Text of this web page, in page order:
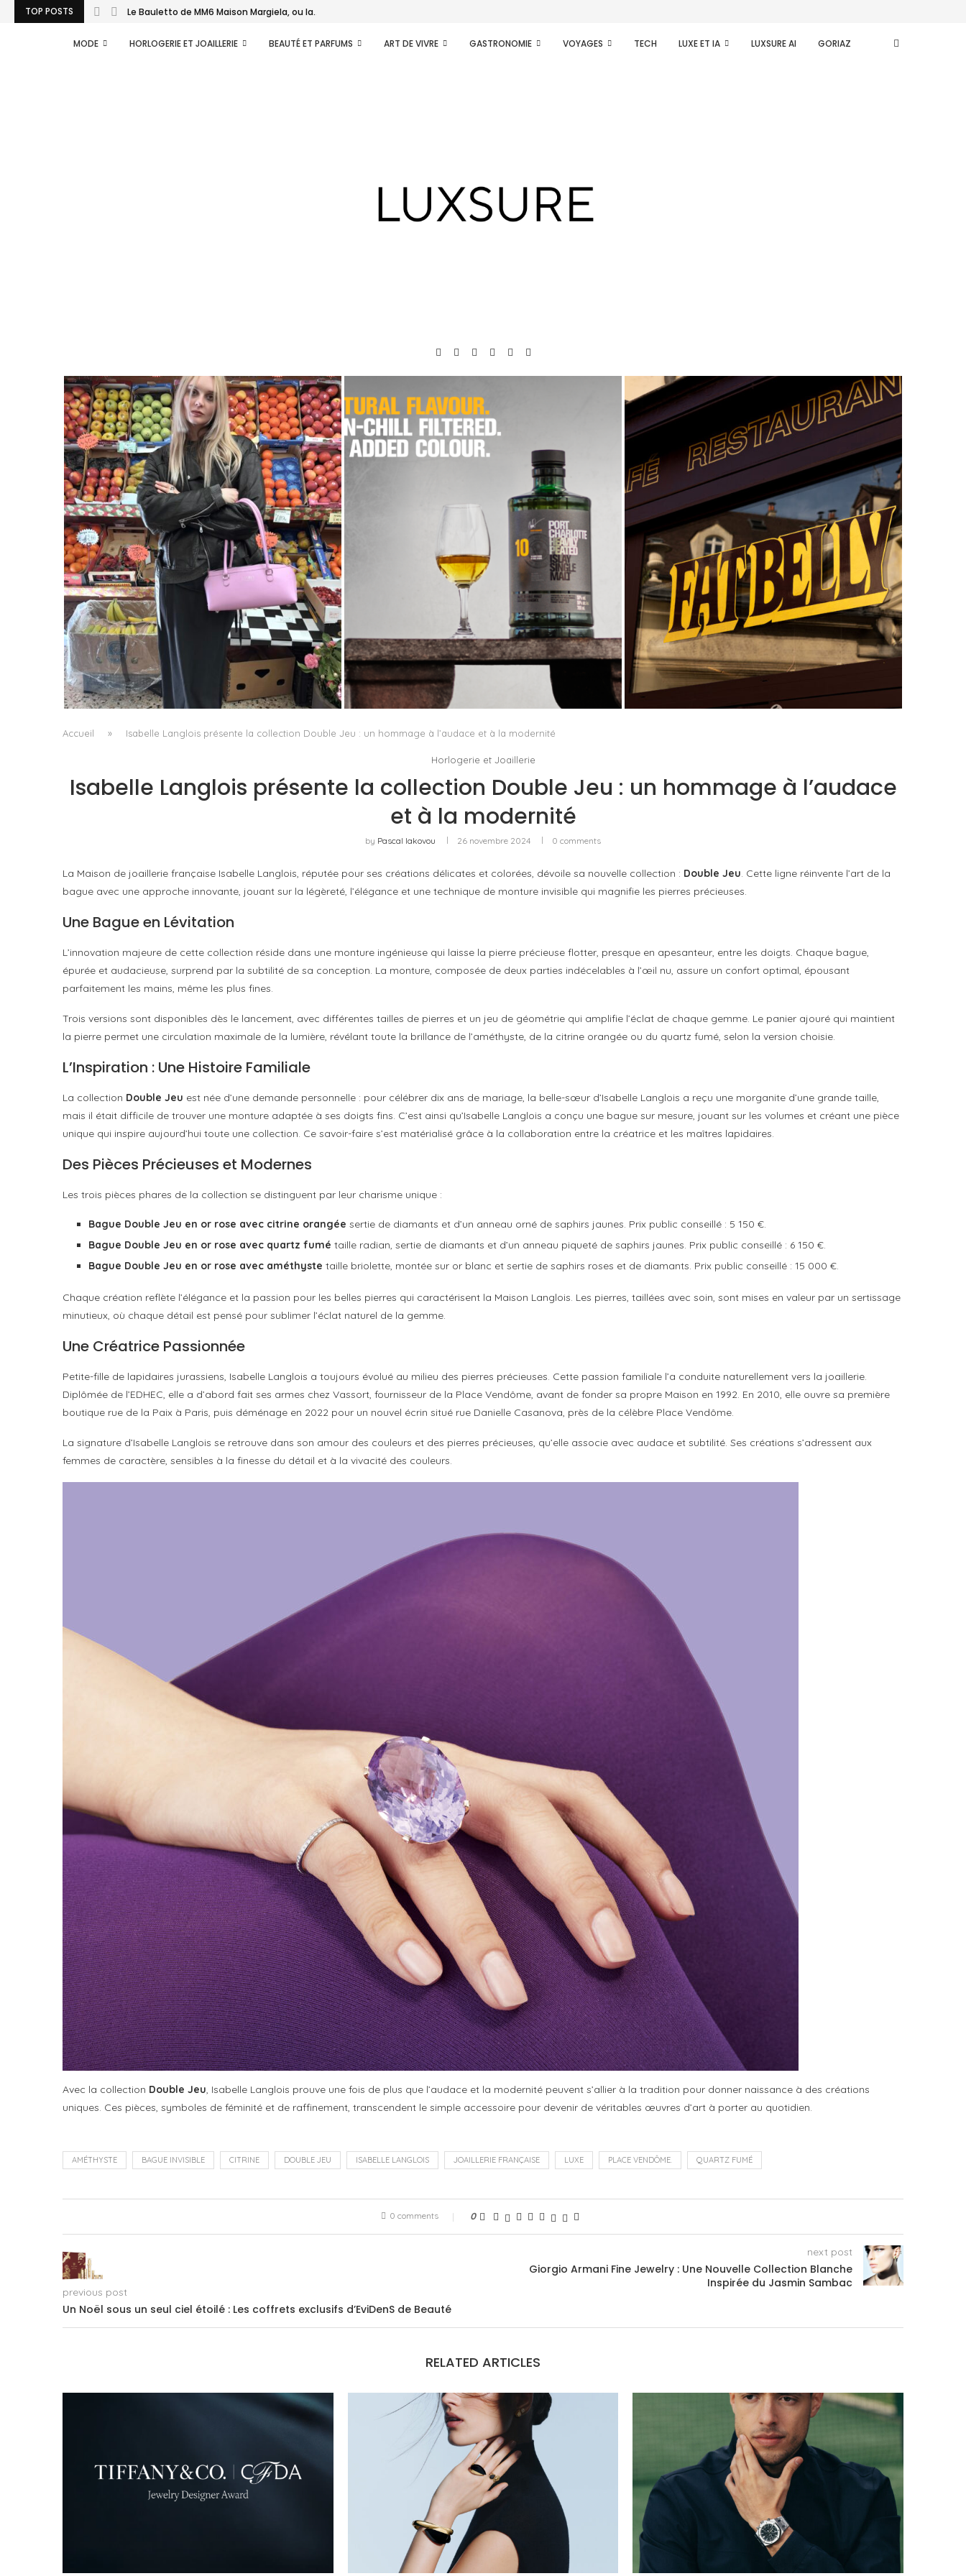
TOP POSTS Le Bauletto de MM6 Maison Margiela, ou la...
MODE HORLOGERIE ET JOAILLERIE BEAUTÉ ET PARFUMS ART DE VIVRE GASTRONOMIE VOYAGES TECH LUXE ET IA LUXSURE AI GORIAZ
LE BAULETTO DE MM6 MAISON MARGIELA, OU
LA GÉOMÉTRIE COMME SEUL ORNEMENT
by Pascal Iakovou
PORT CHARLOTTE 10 : CE QUE 40 PPM DIT
D’UNE RÉCOMPENSE SANS...
by
FAT BELLY, LA RÔTISSERIE ASIATIQUE COMME
CUISINE DU TEMPS LONG
Accueil » Isabelle Langlois présente la collection Double Jeu : un hommage à l’audace et à la modernité
Horlogerie et Joaillerie
Isabelle Langlois présente la collection Double Jeu : un hommage à l’audace
et à la modernité
by Pascal Iakovou 26 novembre 2024 0 comments
La Maison de joaillerie française Isabelle Langlois, réputée pour ses créations délicates et colorées, dévoile sa nouvelle collection : Double Jeu. Cette ligne réinvente l’art de la
bague avec une approche innovante, jouant sur la légèreté, l’élégance et une technique de monture invisible qui magnifie les pierres précieuses.
Une Bague en Lévitation
L’innovation majeure de cette collection réside dans une monture ingénieuse qui laisse la pierre précieuse flotter, presque en apesanteur, entre les doigts. Chaque bague,
épurée et audacieuse, surprend par la subtilité de sa conception. La monture, composée de deux parties indécelables à l’œil nu, assure un confort optimal, épousant
parfaitement les mains, même les plus fines.
Trois versions sont disponibles dès le lancement, avec différentes tailles de pierres et un jeu de géométrie qui amplifie l’éclat de chaque gemme. Le panier ajouré qui maintient
la pierre permet une circulation maximale de la lumière, révélant toute la brillance de l’améthyste, de la citrine orangée ou du quartz fumé, selon la version choisie.
L’Inspiration : Une Histoire Familiale
La collection Double Jeu est née d’une demande personnelle : pour célébrer dix ans de mariage, la belle-sœur d’Isabelle Langlois a reçu une morganite d’une grande taille,
mais il était difficile de trouver une monture adaptée à ses doigts fins. C’est ainsi qu’Isabelle Langlois a conçu une bague sur mesure, jouant sur les volumes et créant une pièce
unique qui inspire aujourd’hui toute une collection. Ce savoir-faire s’est matérialisé grâce à la collaboration entre la créatrice et les maîtres lapidaires.
Des Pièces Précieuses et Modernes
Les trois pièces phares de la collection se distinguent par leur charisme unique :
Bague Double Jeu en or rose avec citrine orangée sertie de diamants et d’un anneau orné de saphirs jaunes. Prix public conseillé : 5 150 €.
Bague Double Jeu en or rose avec quartz fumé taille radian, sertie de diamants et d’un anneau piqueté de saphirs jaunes. Prix public conseillé : 6 150 €.
Bague Double Jeu en or rose avec améthyste taille briolette, montée sur or blanc et sertie de saphirs roses et de diamants. Prix public conseillé : 15 000 €.
Chaque création reflète l’élégance et la passion pour les belles pierres qui caractérisent la Maison Langlois. Les pierres, taillées avec soin, sont mises en valeur par un sertissage
minutieux, où chaque détail est pensé pour sublimer l’éclat naturel de la gemme.
Une Créatrice Passionnée
Petite-fille de lapidaires jurassiens, Isabelle Langlois a toujours évolué au milieu des pierres précieuses. Cette passion familiale l’a conduite naturellement vers la joaillerie.
Diplômée de l’EDHEC, elle a d’abord fait ses armes chez Vassort, fournisseur de la Place Vendôme, avant de fonder sa propre Maison en 1992. En 2010, elle ouvre sa première
boutique rue de la Paix à Paris, puis déménage en 2022 pour un nouvel écrin situé rue Danielle Casanova, près de la célèbre Place Vendôme.
La signature d’Isabelle Langlois se retrouve dans son amour des couleurs et des pierres précieuses, qu’elle associe avec audace et subtilité. Ses créations s’adressent aux
femmes de caractère, sensibles à la finesse du détail et à la vivacité des couleurs.
Avec la collection Double Jeu, Isabelle Langlois prouve une fois de plus que l’audace et la modernité peuvent s’allier à la tradition pour donner naissance à des créations
uniques. Ces pièces, symboles de féminité et de raffinement, transcendent le simple accessoire pour devenir de véritables œuvres d’art à porter au quotidien.
AMÉTHYSTE BAGUE INVISIBLE CITRINE DOUBLE JEU ISABELLE LANGLOIS JOAILLERIE FRANÇAISE LUXE PLACE VENDÔME. QUARTZ FUMÉ
0 comments 0
previous post
Un Noël sous un seul ciel étoilé : Les coffrets exclusifs d’EviDenS de Beauté
next post
Giorgio Armani Fine Jewelry : Une Nouvelle Collection Blanche
Inspirée du Jasmin Sambac
RELATED ARTICLES